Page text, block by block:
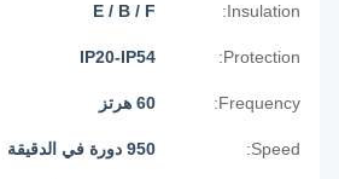
Insulation:
E / B / F
Protection:
IP20-IP54
Frequency:
Speed: